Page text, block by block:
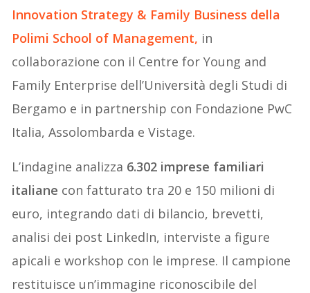
Innovation Strategy & Family Business della
Polimi School of Management, in
collaborazione con il Centre for Young and
Family Enterprise dell’Università degli Studi di
Bergamo e in partnership con Fondazione PwC
Italia, Assolombarda e Vistage.
L’indagine analizza 6.302 imprese familiari
italiane con fatturato tra 20 e 150 milioni di
euro, integrando dati di bilancio, brevetti,
analisi dei post LinkedIn, interviste a figure
apicali e workshop con le imprese. Il campione
restituisce un’immagine riconoscibile del